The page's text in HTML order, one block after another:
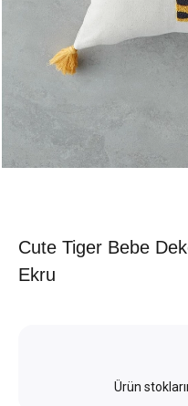
Cute Tiger Bebe
Ekru
Ürün